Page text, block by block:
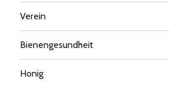
Verein
Bienengesundheit
Honig